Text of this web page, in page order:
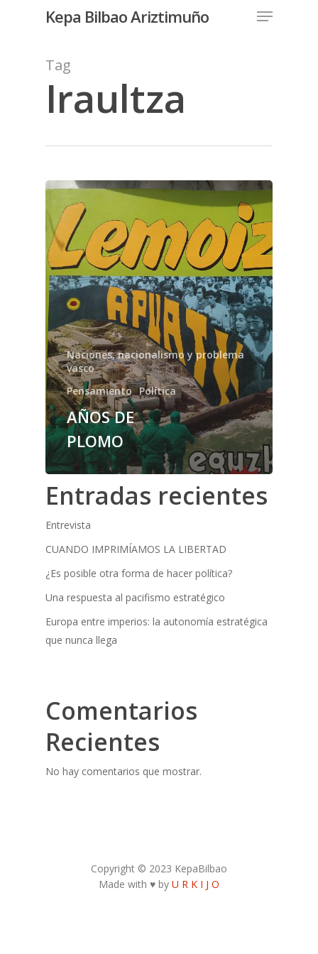
Kepa Bilbao Ariztimuño Menu
Tag
Iraultza
Naciones, nacionalismo y problema
vasco
Pensamiento Política
AÑOS DE
PLOMO
Entradas recientes
Entrevista
CUANDO IMPRIMÍAMOS LA LIBERTAD
¿Es posible otra forma de hacer política?
Una respuesta al pacifismo estratégico
Europa entre imperios: la autonomía estratégica
que nunca llega
Comentarios
Recientes
No hay comentarios que mostrar.
Copyright © 2023 KepaBilbao
Made with ♥ by U R K I J O